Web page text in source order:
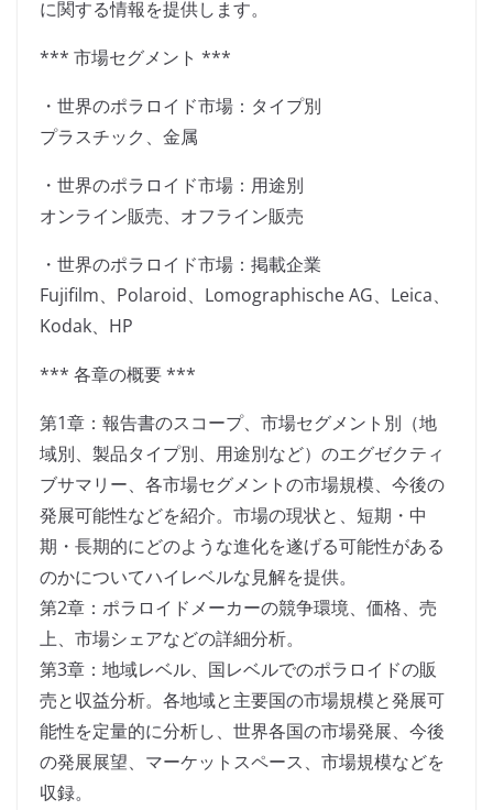
に関する情報を提供します。
*** 市場セグメント ***
・世界のポラロイド市場：タイプ別
プラスチック、金属
・世界のポラロイド市場：用途別
オンライン販売、オフライン販売
・世界のポラロイド市場：掲載企業
Fujifilm、Polaroid、Lomographische AG、Leica、
Kodak、HP
*** 各章の概要 ***
第1章：報告書のスコープ、市場セグメント別（地
域別、製品タイプ別、用途別など）のエグゼクティ
ブサマリー、各市場セグメントの市場規模、今後の
発展可能性などを紹介。市場の現状と、短期・中
期・長期的にどのような進化を遂げる可能性がある
のかについてハイレベルな見解を提供。
第2章：ポラロイドメーカーの競争環境、価格、売
上、市場シェアなどの詳細分析。
第3章：地域レベル、国レベルでのポラロイドの販
売と収益分析。各地域と主要国の市場規模と発展可
能性を定量的に分析し、世界各国の市場発展、今後
の発展展望、マーケットスペース、市場規模などを
収録。